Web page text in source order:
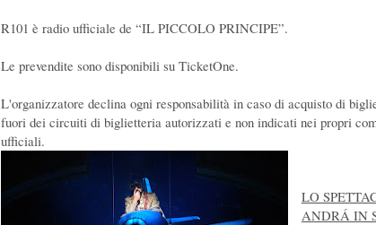
R101 è radio ufficiale de “IL PICCOLO PRINCIPE”.
Le prevendite sono disponibili su TicketOne.
L'organizzatore declina ogni responsabilità in caso di acquisto di
fuori dei circuiti di biglietteria autorizzati e non indicati nei propri
ufficiali.
LO
ANDRÁ IN